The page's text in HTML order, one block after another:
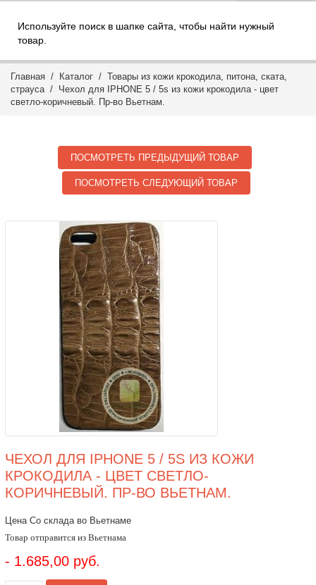
Используйте поиск в шапке сайта, чтобы найти нужный
товар.
Главная / Каталог / Товары из кожи крокодила, питона, ската,
страуса/ Чехол для IPHONE 5 / 5s из кожи крокодила - цвет
светло-коричневый. Пр-во Вьетнам.
ПОСМОТРЕТЬ ПРЕДЫДУЩИЙ ТОВАР
ПОСМОТРЕТЬ СЛЕДУЮЩИЙ ТОВАР
ЧЕХОЛ ДЛЯ IPHONE 5 / 5S ИЗ КОЖИ
КРОКОДИЛА - ЦВЕТ СВЕТЛО-
КОРИЧНЕВЫЙ. ПР-ВО ВЬЕТНАМ.
Цена Со склада во Вьетнаме
Товар отправится из Вьетнама
- 1.685,00 руб.